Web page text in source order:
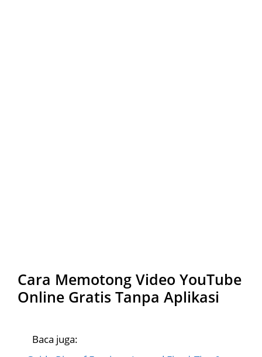
Cara Memotong Video YouTube
Online Gratis Tanpa Aplikasi
Baca juga: